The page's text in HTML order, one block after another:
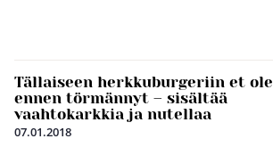
Tällaiseen herkkuburgeriin et ole
ennen törmännyt – sisältää
vaahtokarkkia ja nutellaa
07.01.2018